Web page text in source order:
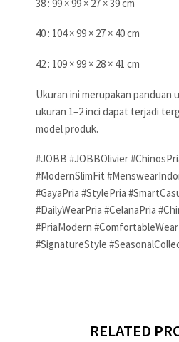
38 : 99 × 99 × 27 × 39 cm
40 : 104 × 99 × 27 × 40 cm
42 : 109 × 99 × 28 × 41 cm
Ukuran ini merupakan panduan
ukuran 1–2 inci dapat terjadi
model produk.
#JOBB #JOBBOlivier
#ModernSlimFit
#GayaPria #StylePria
#DailyWearPria #CelanaPria
#PriaModern
#SignatureStyle
RELATED